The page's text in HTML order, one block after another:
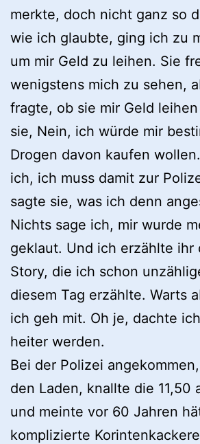
merkte, doch nicht ganz so
wie ich glaubte, ging ich zu
um mir Geld zu leihen. Sie
wenigstens mich zu sehen,
fragte, ob sie mir Geld
sie, Nein, ich würde mir
Drogen davon kaufen
ich, ich muss damit zur
sagte sie, was ich denn
Nichts sage ich, mir wurde
geklaut. Und ich erzählte ihr
Story, die ich schon
diesem Tag erzählte. Warts
ich geh mit. Oh je, dachte
heiter werden.
Bei der Polizei
den Laden, knallte die 11,50
und meinte vor 60 Jahren
komplizierte